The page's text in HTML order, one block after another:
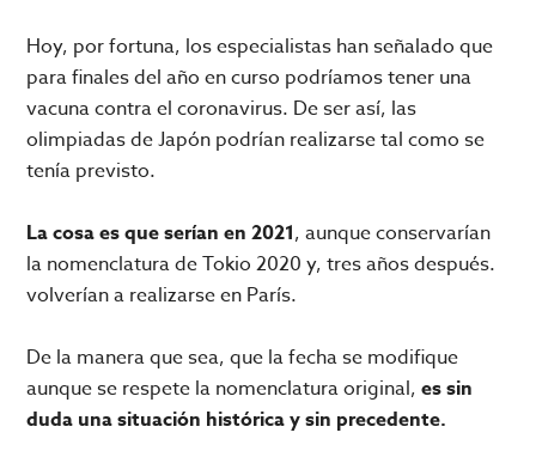
Hoy, por fortuna, los especialistas han señalado que
para finales del año en curso podríamos tener una
vacuna contra el coronavirus. De ser así, las
olimpiadas de Japón podrían realizarse tal como se
tenía previsto.
La cosa es que serían en 2021, aunque conservarían
la nomenclatura de Tokio 2020 y, tres años después.
volverían a realizarse en París.
De la manera que sea, que la fecha se modifique
aunque se respete la nomenclatura original,es sin
duda una situación histórica y sin precedente.